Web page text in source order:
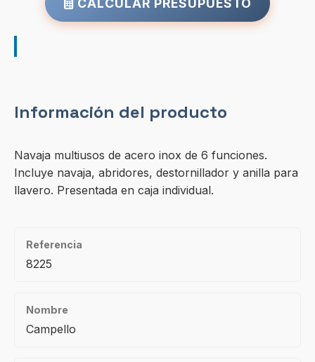
CALCULAR PRESUPUESTO
Información del producto
Navaja multiusos de acero inox de 6 funciones.
Incluye navaja, abridores, destornillador y anilla para
llavero. Presentada en caja individual.
Referencia
8225
Nombre
Campello